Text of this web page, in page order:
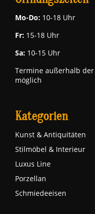
Mo-Do: 10-18 Uhr
Fr: 15-18 Uhr
Sa: 10-15 Uhr
Termine außerhalb
möglich
Kategorien
Kunst & Antiquitäten
Stilmöbel & Interieur
Luxus Line
Porzellan
Schmiedeeisen